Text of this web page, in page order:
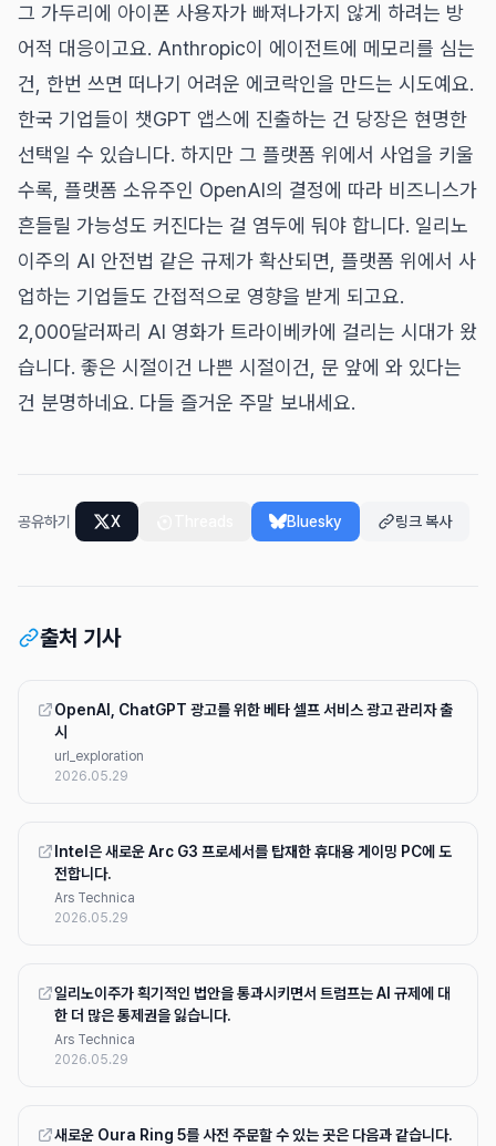
그 가두리에 아이폰 사용자가 빠져나가지 않게 하려는 방
어적 대응이고요. Anthropic이 에이전트에 메모리를 심는
건, 한번 쓰면 떠나기 어려운 에코락인을 만드는 시도예요.
한국 기업들이 챗GPT 앱스에 진출하는 건 당장은 현명한
선택일 수 있습니다. 하지만 그 플랫폼 위에서 사업을 키울
수록, 플랫폼 소유주인 OpenAI의 결정에 따라 비즈니스가
흔들릴 가능성도 커진다는 걸 염두에 둬야 합니다. 일리노
이주의 AI 안전법 같은 규제가 확산되면, 플랫폼 위에서 사
업하는 기업들도 간접적으로 영향을 받게 되고요.
2,000달러짜리 AI 영화가 트라이베카에 걸리는 시대가 왔
습니다. 좋은 시절이건 나쁜 시절이건, 문 앞에 와 있다는
건 분명하네요. 다들 즐거운 주말 보내세요.
공유하기 X Bluesky 링크 복사
출처 기사
OpenAI, ChatGPT 광고를 위한 베타 셀프 서비스 광고 관리자 출
시
url_exploration
2026.05.29
Intel은 새로운 Arc G3 프로세서를 탑재한 휴대용 게이밍 PC에 도
전합니다.
Ars Technica
2026.05.29
일리노이주가 획기적인 법안을 통과시키면서 트럼프는 AI 규제에 대
한 더 많은 통제권을 잃습니다.
Ars Technica
2026.05.29
새로운 Oura Ring 5를 사전 주문할 수 있는 곳은 다음과 같습니다.